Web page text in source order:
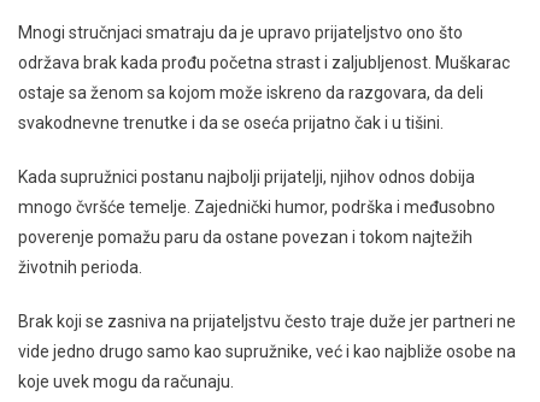
Mnogi stručnjaci smatraju da je upravo prijateljstvo ono što
održava brak kada prođu početna strast i zaljubljenost. Muškarac
ostaje sa ženom sa kojom može iskreno da razgovara, da deli
svakodnevne trenutke i da se oseća prijatno čak i u tišini.
Kada supružnici postanu najbolji prijatelji, njihov odnos dobija
mnogo čvršće temelje. Zajednički humor, podrška i međusobno
poverenje pomažu paru da ostane povezan i tokom najtežih
životnih perioda.
Brak koji se zasniva na prijateljstvu često traje duže jer partneri ne
vide jedno drugo samo kao supružnike, već i kao najbliže osobe na
koje uvek mogu da računaju.